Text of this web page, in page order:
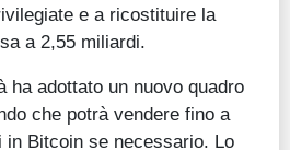
e a ricostituire la
a 2,55 miliardi.
ha adottato un nuovo quadro
che potrà vendere fino a
in Bitcoin se necessario. Lo